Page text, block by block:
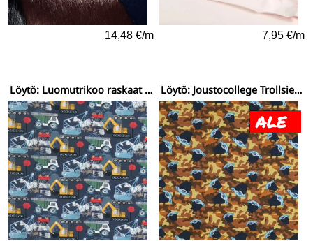
14,48 €/m 7,95 €/m
Löytö: Luomutrikoo raskaat työkoneet laivastonsinisellä Löytö: Joustocollege Trollsien Branch ruskealla maastokuviolla